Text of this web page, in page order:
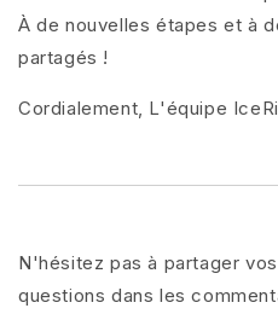
À de nouvelles étapes et à
partagés !
Cordialement, L'équipe
N'hésitez pas à partager
questions dans les